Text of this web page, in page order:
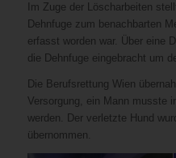
Im Zuge der Löscharbeiten
Dehnfuge zum benachbarten
erfasst worden war. Über eine
die Dehnfuge eingebracht um
Die Berufsrettung Wien
Versorgung, ein Mann musste
werden. Der verletzte Hund
übernommen.